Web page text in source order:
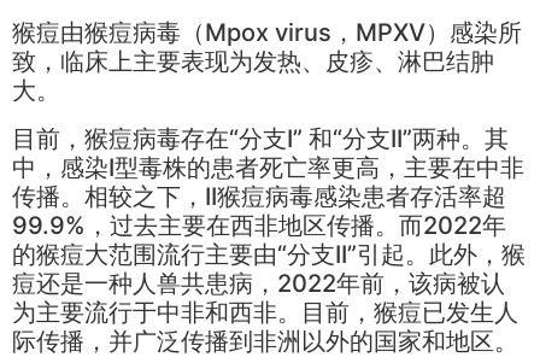
猴痘由猴痘病毒 （Mpox virus，MPXV）感染所
致，临床上主要表现为发热、皮疹、 淋巴结肿
大。
目前，猴痘病毒存在“分支I” 和“分支II”两种。其
中，感染I型毒株的患者死亡率更高，主要在中非
传播。相较之下，II猴痘病毒感染患者存活率超
99.9%，过去主要在西非地区传播。而2022年
的猴痘大范围流行主要由“分支II”引起。此外，猴
痘还是一种人兽共患病，2022年前，该病被认
为主要流行于中非和西非。目前，猴痘已发生人
际传播，并广泛传播到非洲以外的国家和地区。